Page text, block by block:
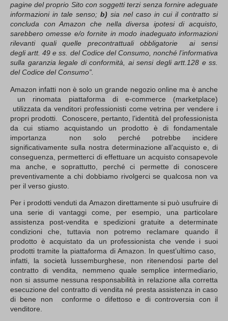
pagine del proprio Sito con soggetti terzi senza fornire adeguate
informazioni in tale senso;b) sia nel caso in cui il contratto si
concluda con Amazon che nella diversa ipotesi di acquisto,
sarebbero omesse e/o fornite in modo inadeguato informazioni
rilevanti quali quelle precontrattuali obbligatorie ai sensi
degli artt. 49 e ss. del Codice del Consumo, nonché l’informativa
sulla garanzia legale di conformità, ai sensi degli artt.128 e ss.
del Codice del Consumo”.
Amazon infatti non è solo un grande negozio online ma è anche
un rinomata piattaforma di e-commerce (marketplace)
utilizzata da venditori professionisti come vetrina per vendere i
propri prodotti. Conoscere, pertanto, l’identità del professionista
da cui stiamo acquistando un prodotto è di fondamentale
importanza non solo perché potrebbe incidere
significativamente sulla nostra determinazione all’acquisto e, di
conseguenza, permetterci di effettuare un acquisto consapevole
ma anche, e soprattutto, perché ci permette di conoscere
preventivamente a chi dobbiamo rivolgerci se qualcosa non va
per il verso giusto.
Per i prodotti venduti da Amazon direttamente si può usufruire di
una serie di vantaggi come, per esempio, una particolare
assistenza post-vendita e spedizioni gratuite a determinate
condizioni che, tuttavia non potremo reclamare quando il
prodotto è acquistato da un professionista che vende i suoi
prodotti tramite la piattaforma di Amazon. In quest’ultimo caso,
infatti, la società lussemburghese, non ritenendosi parte del
contratto di vendita, nemmeno quale semplice intermediario,
non si assume nessuna responsabilità in relazione alla corretta
esecuzione del contratto di vendita né presta assistenza in caso
di bene non conforme o difettoso e di controversia con il
venditore.